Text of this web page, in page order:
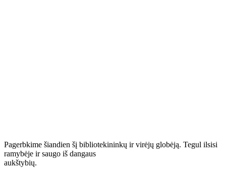
Pagerbkime šiandien šį bibliotekininkų ir virėjų globėją. Tegul ilsisi
ramybėje ir saugo iš dangaus
aukštybių.